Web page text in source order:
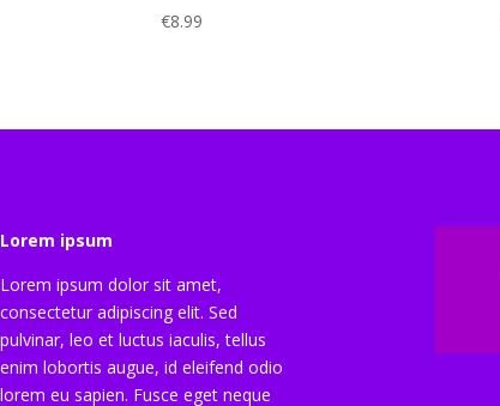
€8.99
Lorem ipsum
Lorem ipsum dolor sit amet,
consectetur adipiscing elit. Sed
pulvinar, leo et luctus iaculis, tellus
enim lobortis augue, id eleifend odio
lorem eu sapien. Fusce eget neque